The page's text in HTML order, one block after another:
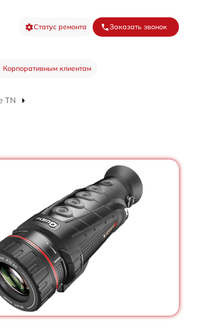
Статус ремонта Заказать звонок
Корпоративным клиентам
TN